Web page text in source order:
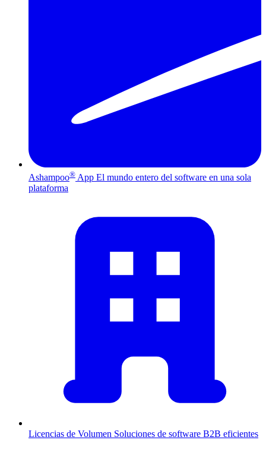
Ashampoo® App El mundo entero del software en una sola
plataforma
Licencias de Volumen Soluciones de software B2B eficientes